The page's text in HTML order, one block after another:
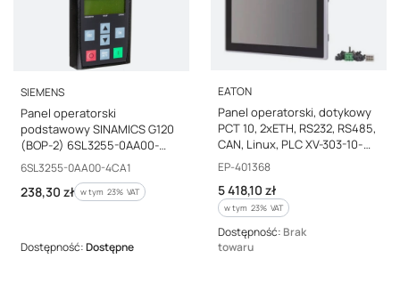
PRODUCENT
SIEMENS
Panel operatorski
podstawowy SINAMICS G120
(BOP-2) 6SL3255-0AA00-
4CA1
Kod producenta
6SL3255-0AA00-4CA1
Cena brutto
238,30 zł w tym %s VAT
w tym 23% VAT
Dostępność:Dostępne
PRODUCENT
EATON
Panel operatorski, dotykowy
PCT 10, 2xETH, RS232, RS485,
CAN, Linux, PLC XV-303-10-
C00-A00-2C EP-401368
Kod producenta
EP-401368
Cena brutto
5 418,10 zł
w tym %s VAT
w tym 23% VAT
Dostępność: Brak
towaru